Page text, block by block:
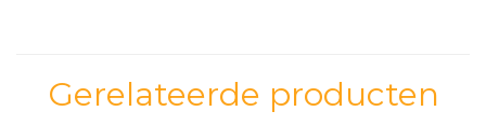
Gerelateerde producten